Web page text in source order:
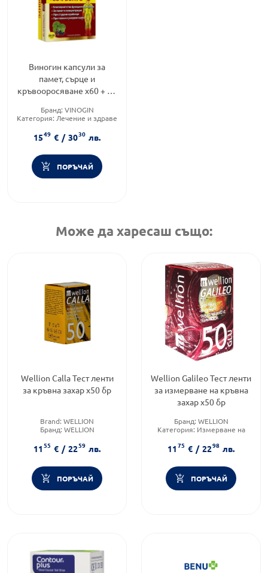
Виногин капсули за
памет, сърце и
кръвооросяване х60 + 20
Бранд: VINOGIN
Категория: Лечение и здраве
1549 € / 3030 лв.
ПОРЪЧАЙ
Може да харесаш също:
Wellion Calla Тест ленти
за кръвна захар x50 бр
Brand: WELLION
Бранд: WELLION
1155 € / 2259 лв.
ПОРЪЧАЙ
Wellion Galileo Тест ленти
за измерване на кръвна
захар х50 бр
Бранд: WELLION
Категория: Измерване на
Форма на продукта:ленти
1175 € / 2298 лв.
ПОРЪЧАЙ